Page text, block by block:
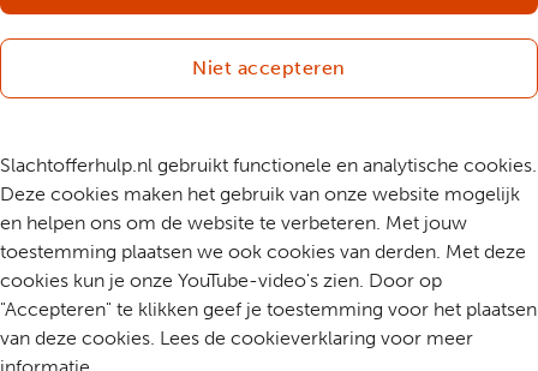
Niet accepteren
Slachtofferhulp.nl gebruikt functionele en analytische cookies.
Deze cookies maken het gebruik van onze website mogelijk
en helpen ons om de website te verbeteren. Met jouw
toestemming plaatsen we ook cookies van derden. Met deze
cookies kun je onze YouTube-video's zien. Door op
"Accepteren" te klikken geef je toestemming voor het plaatsen
van deze cookies. Lees de cookieverklaring voor meer